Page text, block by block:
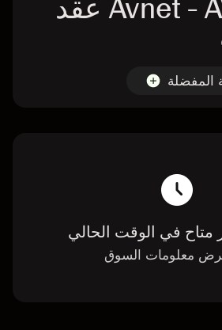
تداول Avnet - AVT عقد
المفضلة
متاح في الوقت الحالي
معلومات السوق